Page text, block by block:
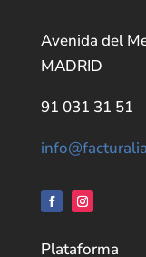
Avenida del
MADRID
91 031 31 51
Plataforma